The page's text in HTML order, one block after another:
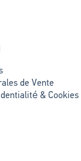
de Vente
& Cookies